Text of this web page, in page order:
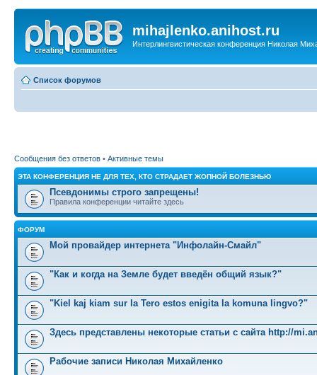
mihajlenko.anihost.ru
Интерлингвистическая конференция Николая
Список форумов
Сообщения без ответов • Активные темы
ЭТА КОНФЕРЕНЦИЯ НЕ ДЛЯ ТЕХ, КТО СТРАДАЕТ ЖОПНОЙ БОЛЕЗНЬЮ
Псевдонимы строго запрещены!
Правила конференции читайте здесь
ФОРУМ
Мой провайдер интернета "Инфолайн-Смайл"
"Как и когда на Земле будет введён общий язык?"
"Kiel kaj kiam sur la Tero estos enigita la komuna lingvo?"
Здесь представлены некоторые статьи с сайта http://
Рабочие записи Николая Михайленко